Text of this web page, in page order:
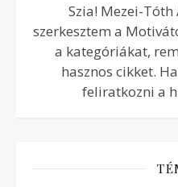
Szia! Mezei-
szerkesztem a
a kategóriákat,
hasznos cikket.
feliratkozni a